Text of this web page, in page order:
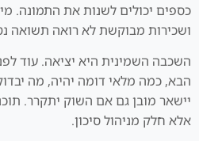
כספים יכולים לשנות את התמונה.
ושכירות מבוקשת לא רואה תשואה
השכבה השמינית היא יציאה. עוד
הבא, כמה מלאי דומה יהיה, מה
יישאר מובן גם אם השוק יתקרר.
אלא חלק מניהול סיכון.